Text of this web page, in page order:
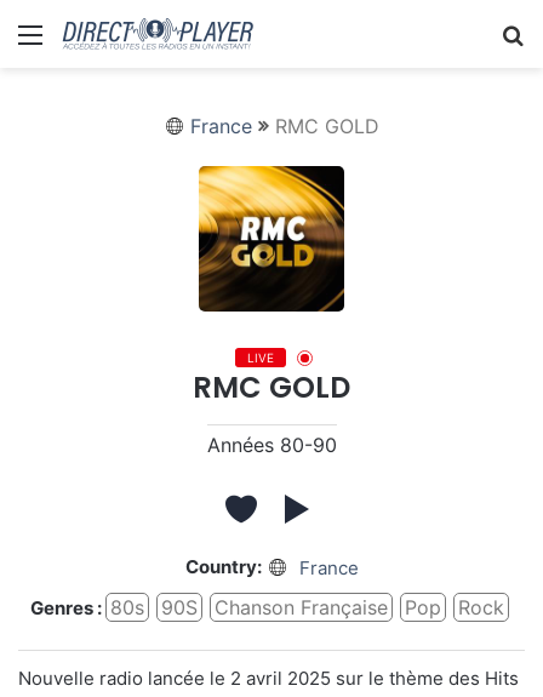
Menu
France RMC GOLD
LIVE
RMC GOLD
Années 80-90
Country:
France
Genres : 80s 90S Chanson Française Pop Rock
Nouvelle radio lancée le 2 avril 2025 sur le thème des Hits